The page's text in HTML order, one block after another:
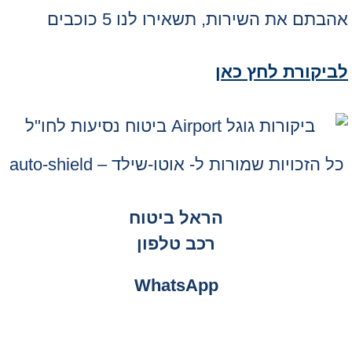
אהבתם את השירות, תשאירו לנו 5 כוכבים
לביקורת לחץ כאן
כל הזכויות שמורות ל- אוטו-שילד – auto-shield
הראל ביטוח
רכב טלפון
WhatsApp